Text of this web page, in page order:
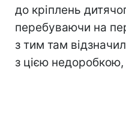
до кріплень
перебуваючи на
з тим там
з цією недоробкою,